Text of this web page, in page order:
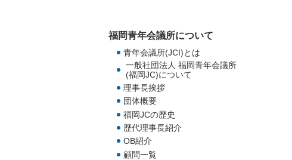
福岡青年会議所について
青年会議所(JCI)とは
一般社団法人 福岡青年会議所
(福岡JC)について
理事長挨拶
団体概要
福岡JCの歴史
歴代理事長紹介
OB紹介
顧問一覧